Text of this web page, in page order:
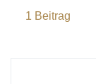
1 Beitrag